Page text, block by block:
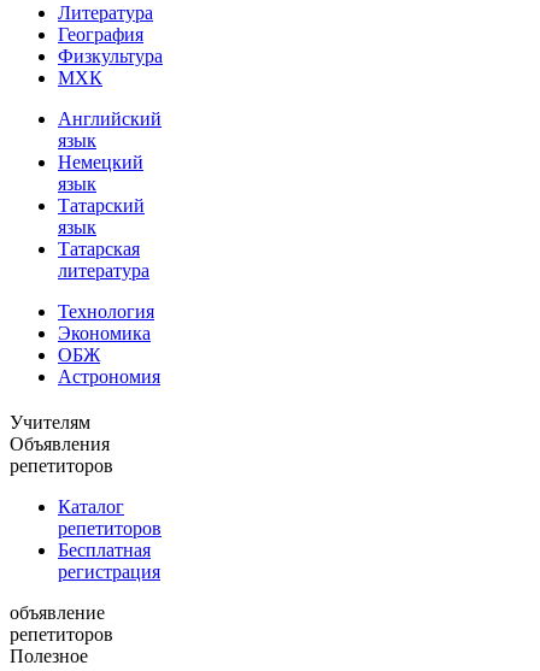
Литература
География
Физкультура
МХК
Английский
язык
Немецкий
язык
Татарский
язык
Татарская
литература
Технология
Экономика
ОБЖ
Астрономия
Учителям
Объявления
репетиторов
Каталог
репетиторов
Бесплатная
регистрация
объявление
репетиторов
Полезное